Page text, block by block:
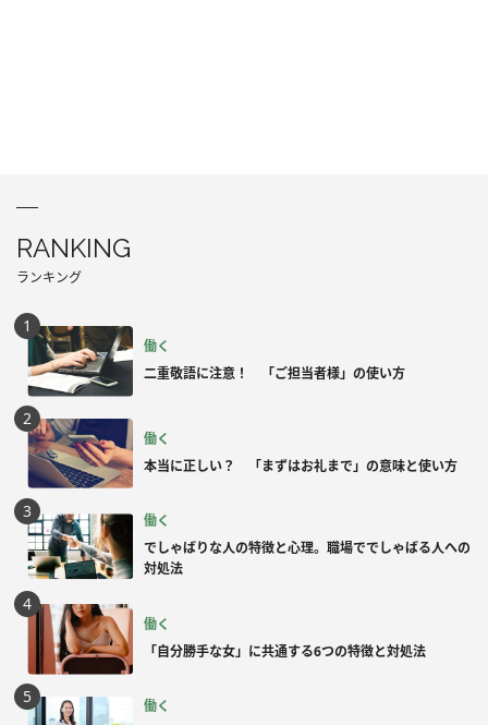
RANKING
ランキング
働く
二重敬語に注意！ 「ご担当者様」の使い方
働く
本当に正しい？ 「まずはお礼まで」の意味と使い方
働く
でしゃばりな人の特徴と心理。職場ででしゃばる人への
対処法
働く
「自分勝手な女」に共通する6つの特徴と対処法
働く